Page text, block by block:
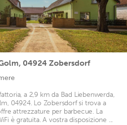
04924 Zobersdorf
a 2,9 km da Bad Liebenwerda,
04924. Lo Zobersdorf si trova a
attrezzature per barbecue. La
è gratuita. A vostra disposizione ...